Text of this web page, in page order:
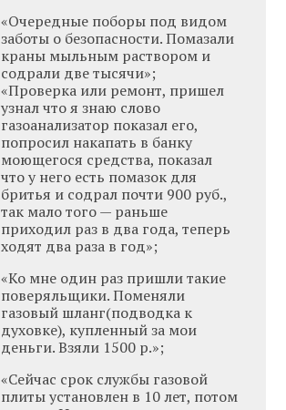
«Очередные поборы под видом
заботы о безопасности. Помазали
краны мыльным раствором и
содрали две тысячи»;
«Проверка или ремонт, пришел
узнал что я знаю слово
газоанализатор показал его,
попросил накапать в банку
моющегося средства, показал
что у него есть помазок для
бритья и содрал почти 900 руб.,
так мало того — раньше
приходил раз в два года, теперь
ходят два раза в год»;
«Ко мне один раз пришли такие
поверяльщики. Поменяли
газовый шланг(подводка к
духовке), купленный за мои
деньги. Взяли 1500 р.»;
«Сейчас срок службы газовой
плиты установлен в 10 лет, потом